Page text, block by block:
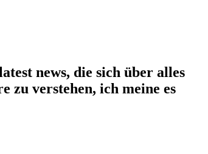
news, die sich über alles
zu verstehen, ich meine es